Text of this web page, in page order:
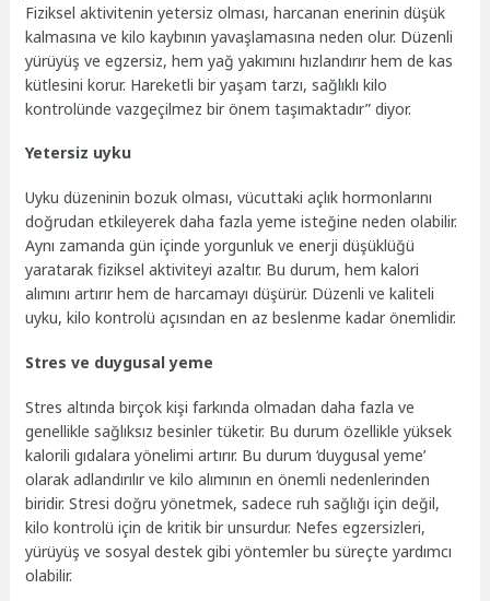
Fiziksel aktivitenin yetersiz olması, harcanan enerinin düşük
kalmasına ve kilo kaybının yavaşlamasına neden olur. Düzenli
yürüyüş ve egzersiz, hem yağ yakımını hızlandırır hem de kas
kütlesini korur. Hareketli bir yaşam tarzı, sağlıklı kilo
kontrolünde vazgeçilmez bir önem taşımaktadır” diyor.
Yetersiz uyku
Uyku düzeninin bozuk olması, vücuttaki açlık hormonlarını
doğrudan etkileyerek daha fazla yeme isteğine neden olabilir.
Aynı zamanda gün içinde yorgunluk ve enerji düşüklüğü
yaratarak fiziksel aktiviteyi azaltır. Bu durum, hem kalori
alımını artırır hem de harcamayı düşürür. Düzenli ve kaliteli
uyku, kilo kontrolü açısından en az beslenme kadar önemlidir.
Stres ve duygusal yeme
Stres altında birçok kişi farkında olmadan daha fazla ve
genellikle sağlıksız besinler tüketir. Bu durum özellikle yüksek
kalorili gıdalara yönelimi artırır. Bu durum ‘duygusal yeme’
olarak adlandırılır ve kilo alımının en önemli nedenlerinden
biridir. Stresi doğru yönetmek, sadece ruh sağlığı için değil,
kilo kontrolü için de kritik bir unsurdur. Nefes egzersizleri,
yürüyüş ve sosyal destek gibi yöntemler bu süreçte yardımcı
olabilir.